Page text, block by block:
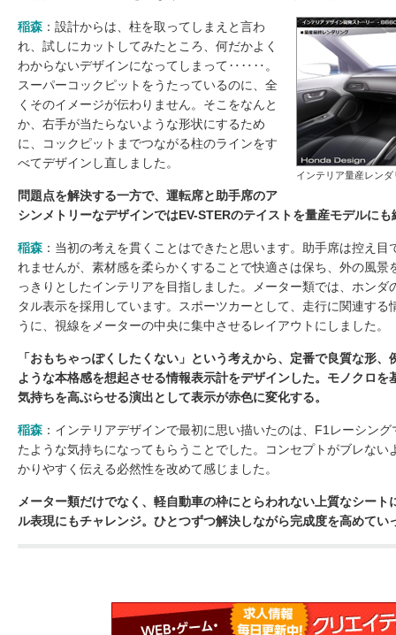
インテリア量産レンダ
稲森 ：設計からは、柱を取ってしまえと言わ
れ、試しにカットしてみたところ、何だかよく
わからないデザインになってしまって‥‥‥。
スーパーコックピットをうたっているのに、全
くそのイメージが伝わりません。そこをなんと
か、右手が当たらないような形状にするため
に、コックピットまでつながる柱のラインをす
べてデザインし直しました。
問題点を解決する一方で、運転席と助手席のア
シンメトリーなデザインではEV-STERのテイストを量産モデルに
稲森 ：当初の考えを貫くことはできたと思います。助手席は控え
れませんが、素材感を柔らかくすることで快適さは保ち、外の風景
っきりとしたインテリアを目指しました。メーター類では、ホンダ
タル表示を採用しています。スポーツカーとして、走行に関連する
うに、視線をメーターの中央に集中させるレイアウトにしました。
「おもちゃっぽくしたくない」という考えから、定番で良質な形
ような本格感を想起させる情報表示計をデザインした。モノクロを
気持ちを高ぶらせる演出として表示が赤色に変化する。
稲森 ：インテリアデザインで最初に思い描いたのは、F1レーシン
たような気持ちになってもらうことでした。コンセプトがブレない
かりやすく伝える必然性を改めて感じました。
メーター類だけでなく、軽自動車の枠にとらわれない上質なシート
ル表現にもチャレンジ。ひとつずつ解決しながら完成度を高めてい